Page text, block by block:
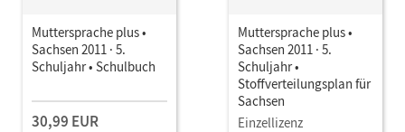
Muttersprache plus •
Sachsen 2011 · 5.
Schuljahr • Schulbuch
30,99 EUR
Muttersprache plus •
Sachsen 2011 · 5.
Schuljahr •
Stoffverteilungsplan für
Sachsen
Einzellizenz